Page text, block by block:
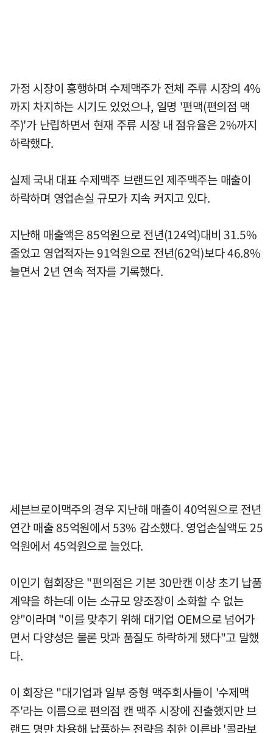
가정 시장이 흥행하며 수제맥주가 전체 주류 시장의 4%
까지 차지하는 시기도 있었으나, 일명 '편맥(편의점 맥
주)'가 난립하면서 현재 주류 시장 내 점유율은 2%까지
하락했다.
실제 국내 대표 수제맥주 브랜드인 제주맥주는 매출이
하락하며 영업손실 규모가 지속 커지고 있다.
지난해 매출액은 85억원으로 전년(124억)대비 31.5%
줄었고 영업적자는 91억원으로 전년(62억)보다 46.8%
늘면서 2년 연속 적자를 기록했다.
세븐브로이맥주의 경우 지난해 매출이 40억원으로 전년
연간 매출 85억원에서 53% 감소했다. 영업손실액도 25
억원에서 45억원으로 늘었다.
이인기 협회장은 "편의점은 기본 30만캔 이상 초기 납품
계약을 하는데 이는 소규모 양조장이 소화할 수 없는
양"이라며 "이를 맞추기 위해 대기업 OEM으로 넘어가
면서 다양성은 물론 맛과 품질도 하락하게 됐다"고 말했
다.
이 회장은 "대기업과 일부 중형 맥주회사들이 '수제맥
주'라는 이름으로 편의점 캔 맥주 시장에 진출했지만 브
랜드 명만 차용해 납품하는 전략을 취한 이른바 '콜라보